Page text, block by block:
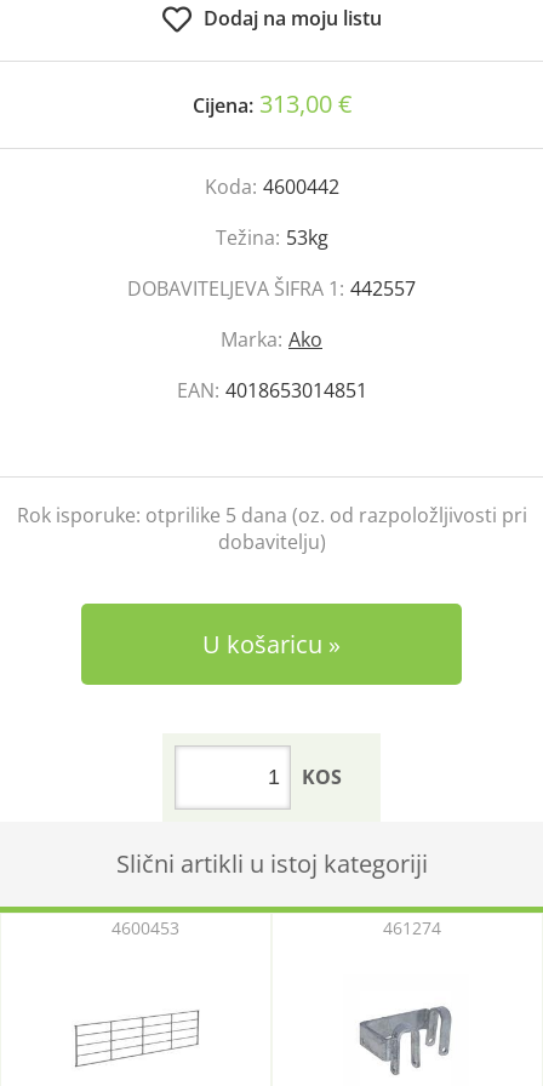
Dodaj na moju listu
Cijena: 313,00 €
Koda: 4600442
Težina: 53kg
DOBAVITELJEVA ŠIFRA 1: 442557
Marka: Ako
EAN: 4018653014851
Rok isporuke: otprilike 5 dana (oz. od razpoložljivosti pri
dobavitelju)
U košaricu
KOS
Slični artikli u istoj kategoriji
4600453 461274